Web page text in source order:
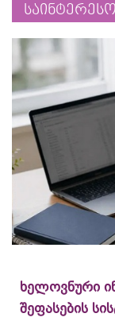
საინტერესო
ხელოვნური
შეფასების